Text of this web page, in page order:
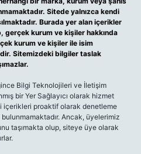
Sitede yalnızca kendi
Burada yer alan içerikler
gerçek kurum ve kişiler hakkında
kurum ve kişiler ile isim
Sitemizdeki bilgiler taslak
Bilgi Teknolojileri ve İletişim
bir Yer Sağlayıcı olarak hizmet
içerikleri proaktif olarak denetleme
Ancak, üyelerimiz
taşımakta olup, siteye üye olarak